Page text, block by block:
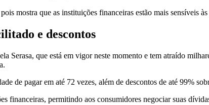
mostra que as instituições financeiras estão mais sensíveis
e descontos
Serasa, que está em vigor neste momento e tem atraído
de pagar em até 72 vezes, além de descontos de até 99%
financeiras, permitindo aos consumidores negociar suas